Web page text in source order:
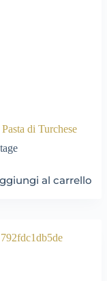
di Turchese
al carrello